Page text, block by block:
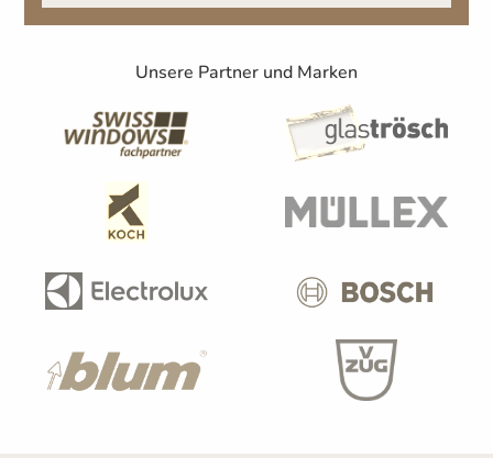
Unsere Partner und Marken